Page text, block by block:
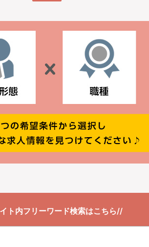
ト内フリーワード検索はこちら//